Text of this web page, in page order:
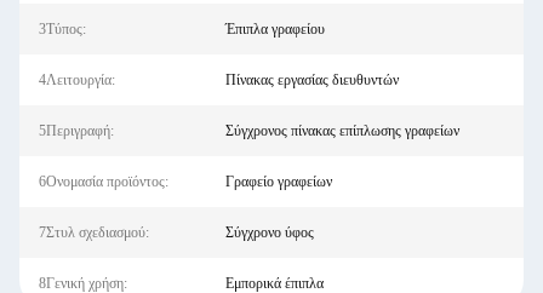
3Τύπος: Έπιπλα γραφείου
4Λειτουργία: Πίνακας εργασίας διευθυντών
5Περιγραφή: Σύγχρονος πίνακας επίπλωσης γραφείων
6Ονομασία προϊόντος: Γραφείο γραφείων
7Στυλ σχεδιασμού: Σύγχρονο ύφος
8Γενική χρήση: Εμπορικά έπιπλα